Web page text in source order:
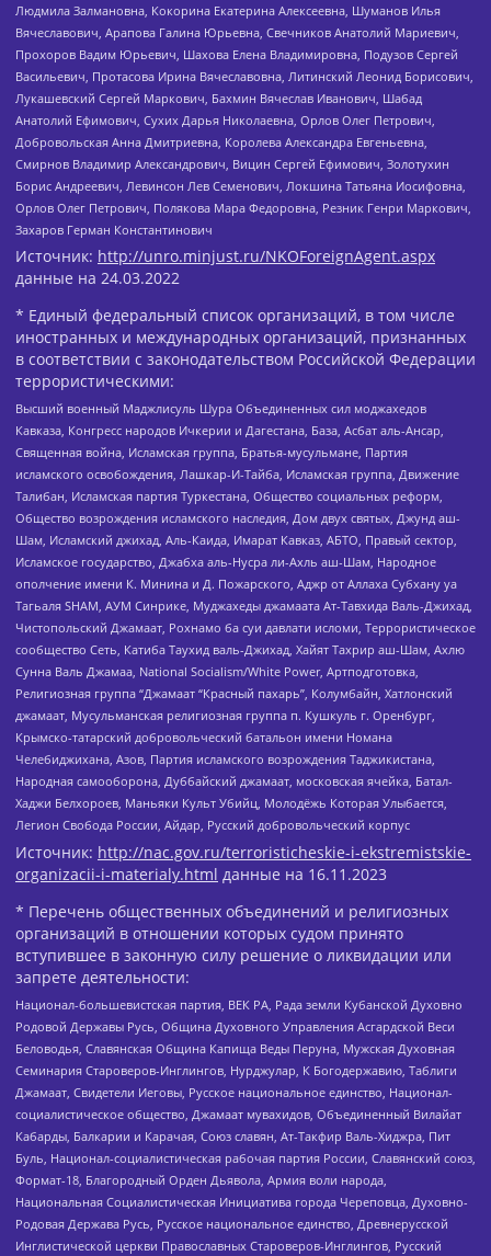
Людмила Залмановна, Кокорина Екатерина Алексеевна, Шуманов Илья
Вячеславович, Арапова Галина Юрьевна, Свечников Анатолий Мариевич,
Прохоров Вадим Юрьевич, Шахова Елена Владимировна, Подузов Сергей
Васильевич, Протасова Ирина Вячеславовна, Литинский Леонид Борисович,
Лукашевский Сергей Маркович, Бахмин Вячеслав Иванович, Шабад
Анатолий Ефимович, Сухих Дарья Николаевна, Орлов Олег Петрович,
Добровольская Анна Дмитриевна, Королева Александра Евгеньевна,
Смирнов Владимир Александрович, Вицин Сергей Ефимович, Золотухин
Борис Андреевич, Левинсон Лев Семенович, Локшина Татьяна Иосифовна,
Орлов Олег Петрович, Полякова Мара Федоровна, Резник Генри Маркович,
Захаров Герман Константинович
Источник: http://unro.minjust.ru/NKOForeignAgent.aspx
данные на 24.03.2022
* Единый федеральный список организаций, в том числе
иностранных и международных организаций, признанных
в соответствии с законодательством Российской Федерации
террористическими:
Высший военный Маджлисуль Шура Объединенных сил моджахедов
Кавказа, Конгресс народов Ичкерии и Дагестана, База, Асбат аль-Ансар,
Священная война, Исламская группа, Братья-мусульмане, Партия
исламского освобождения, Лашкар-И-Тайба, Исламская группа, Движение
Талибан, Исламская партия Туркестана, Общество социальных реформ,
Общество возрождения исламского наследия, Дом двух святых, Джунд аш-
Шам, Исламский джихад, Аль-Каида, Имарат Кавказ, АБТО, Правый сектор,
Исламское государство, Джабха аль-Нусра ли-Ахль аш-Шам, Народное
ополчение имени К. Минина и Д. Пожарского, Аджр от Аллаха Субхану уа
Тагьаля SHAM, АУМ Синрике, Муджахеды джамаата Ат-Тавхида Валь-Джихад,
Чистопольский Джамаат, Рохнамо ба суи давлати исломи, Террористическое
сообщество Сеть, Катиба Таухид валь-Джихад, Хайят Тахрир аш-Шам, Ахлю
Сунна Валь Джамаа, National Socialism/White Power, Артподготовка,
Религиозная группа “Джамаат “Красный пахарь”, Колумбайн, Хатлонский
джамаат, Мусульманская религиозная группа п. Кушкуль г. Оренбург,
Крымско-татарский добровольческий батальон имени Номана
Челебиджихана, Азов, Партия исламского возрождения Таджикистана,
Народная самооборона, Дуббайский джамаат, московская ячейка, Батал-
Хаджи Белхороев, Маньяки Культ Убийц, Молодёжь Которая Улыбается,
Легион Свобода России, Айдар, Русский добровольческий корпус
Источник: http://nac.gov.ru/terroristicheskie-i-ekstremistskie-
organizacii-i-materialy.html данные на 16.11.2023
* Перечень общественных объединений и религиозных
организаций в отношении которых судом принято
вступившее в законную силу решение о ликвидации или
запрете деятельности:
Национал-большевистская партия, ВЕК РА, Рада земли Кубанской Духовно
Родовой Державы Русь, Община Духовного Управления Асгардской Веси
Беловодья, Славянская Община Капища Веды Перуна, Мужская Духовная
Семинария Староверов-Инглингов, Нурджулар, К Богодержавию, Таблиги
Джамаат, Свидетели Иеговы, Русское национальное единство, Национал-
социалистическое общество, Джамаат мувахидов, Объединенный Вилайат
Кабарды, Балкарии и Карачая, Союз славян, Ат-Такфир Валь-Хиджра, Пит
Буль, Национал-социалистическая рабочая партия России, Славянский союз,
Формат-18, Благородный Орден Дьявола, Армия воли народа,
Национальная Социалистическая Инициатива города Череповца, Духовно-
Родовая Держава Русь, Русское национальное единство, Древнерусской
Инглистической церкви Православных Староверов-Инглингов, Русский